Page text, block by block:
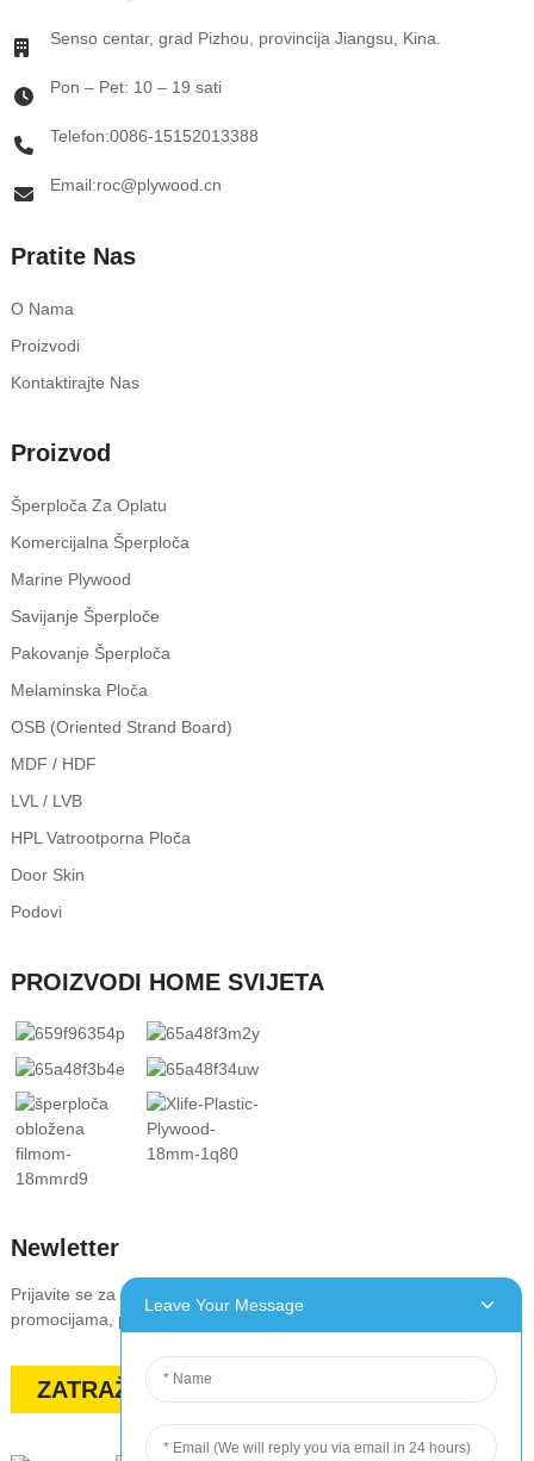
Senso centar, grad Pizhou, provincija Jiangsu, Kina.
Pon – Pet: 10 – 19 sati
Telefon:0086-15152013388
Email:roc@plywood.cn
Pratite Nas
O Nama
Proizvodi
Kontaktirajte Nas
Proizvod
Šperploča Za Oplatu
Komercijalna Šperploča
Marine Plywood
Savijanje Šperploče
Pakovanje Šperploča
Melaminska Ploča
OSB (Oriented Strand Board)
MDF / HDF
LVL / LVB
HPL Vatrootporna Ploča
Door Skin
Podovi
PROIZVODI HOME SVIJETA
Newletter
Prijavite se za naš newsletter kako biste bili u toku s našim
promocijama, popustima, rasprodajama i posebnim ponudama
ZATRAŽITE PONUDU
Leave Your Message